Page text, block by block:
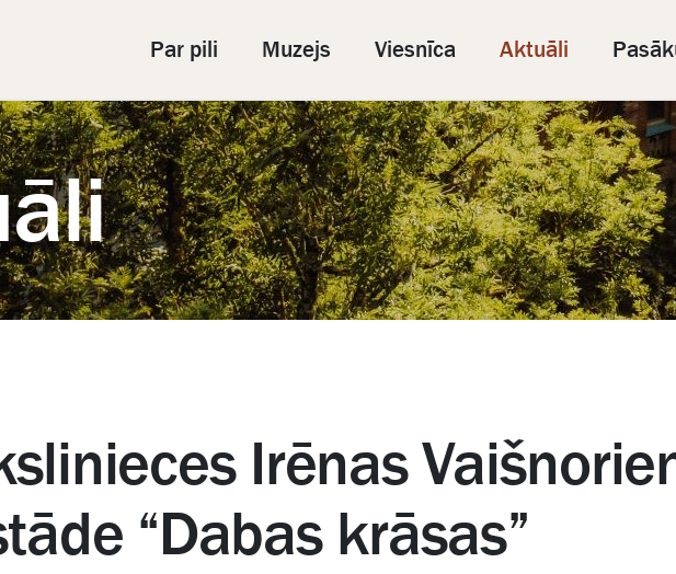
Par pili Muzejs Viesnīca Aktuāli
Irēnas
“Dabas krāsas”